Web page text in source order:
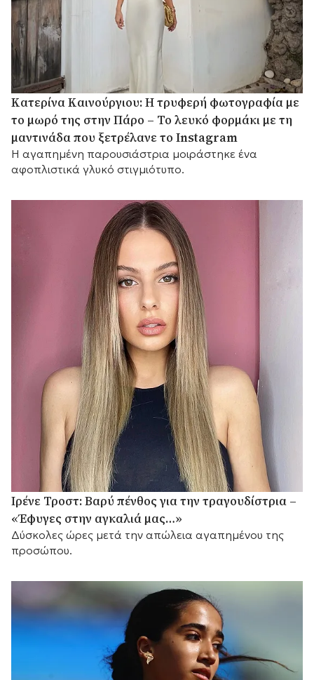
Κατερίνα Καινούργιου: Η τρυφερή φωτογραφία με
το μωρό της στην Πάρο – Το λευκό φορμάκι με τη
μαντινάδα που ξετρέλανε το Instagram
Η αγαπημένη παρουσιάστρια μοιράστηκε ένα
αφοπλιστικά γλυκό στιγμιότυπο.
Ιρένε Τροστ: Βαρύ πένθος για την τραγουδίστρια –
«Έφυγες στην αγκαλιά μας…»
Δύσκολες ώρες μετά την απώλεια αγαπημένου της
προσώπου.